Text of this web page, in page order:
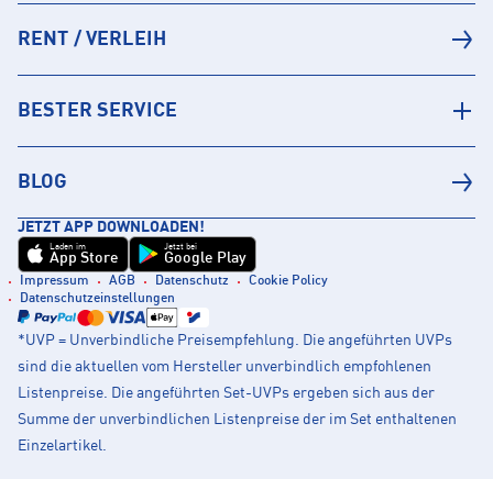
RENT / VERLEIH
BESTER SERVICE
BLOG
JETZT APP DOWNLOADEN!
Laden im
App Store
Jetzt bei
Google Play
Impressum AGB Datenschutz
Cookie Policy
Datenschutzeinstellungen
*UVP = Unverbindliche Preisempfehlung. Die angeführten UVPs
sind die aktuellen vom Hersteller unverbindlich empfohlenen
Listenpreise. Die angeführten Set-UVPs ergeben sich aus der
Summe der unverbindlichen Listenpreise der im Set enthaltenen
Einzelartikel.